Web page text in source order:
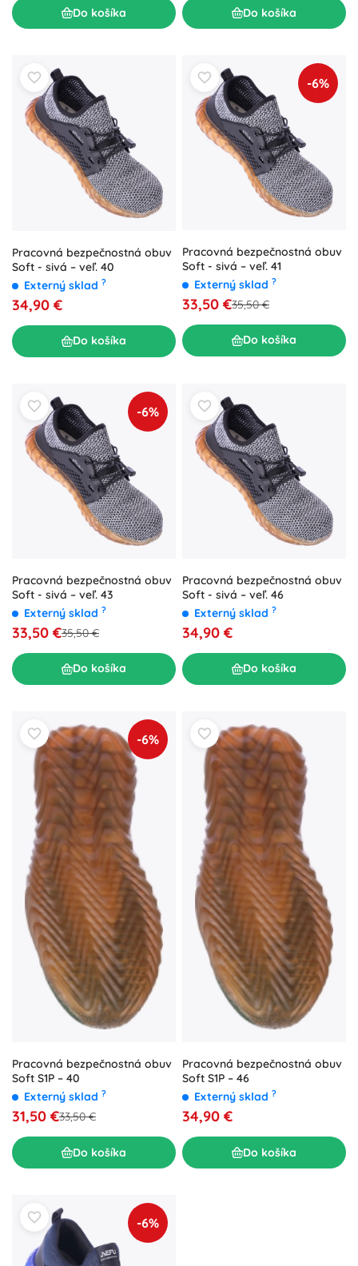
Do košíka Do košíka
Pracovná bezpečnostná obuv
Soft - sivá – veľ. 40
Externý sklad ?
34,90 €
Do košíka
-6%
Pracovná bezpečnostná obuv
Soft - sivá – veľ. 41
Externý sklad ?
33,50 €35,50 €
Do košíka
-6%
Pracovná bezpečnostná obuv
Soft - sivá – veľ. 43
Externý sklad ?
33,50 €35,50 €
Do košíka
Pracovná bezpečnostná obuv
Soft - sivá – veľ. 46
Externý sklad ?
34,90 €
Do košíka
-6%
Pracovná bezpečnostná obuv
Soft S1P – 40
Externý sklad ?
31,50 €33,50 €
Do košíka
Pracovná bezpečnostná obuv
Soft S1P – 46
Externý sklad ?
34,90 €
Do košíka
-6%